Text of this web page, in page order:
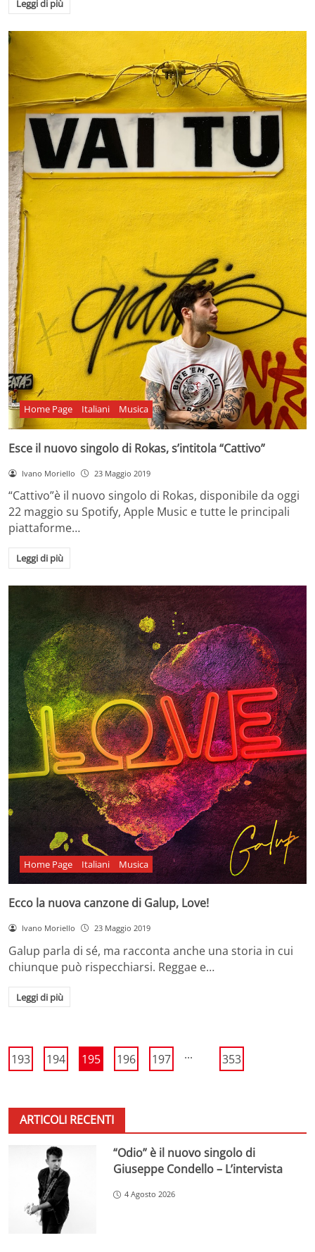
Leggi di più
Home Page Italiani Musica
Esce il nuovo singolo di Rokas, s’intitola “Cattivo”
Ivano Moriello 23 Maggio 2019
“Cattivo”è il nuovo singolo di Rokas, disponibile da oggi
22 maggio su Spotify, Apple Music e tutte le principali
piattaforme…
Leggi di più
Home Page Italiani Musica
Ecco la nuova canzone di Galup, Love!
Ivano Moriello 23 Maggio 2019
Galup parla di sé, ma racconta anche una storia in cui
chiunque può rispecchiarsi. Reggae e…
Leggi di più
193 194 195 196 197 ... 353
ARTICOLI RECENTI
“Odio” è il nuovo singolo di
Giuseppe Condello – L’intervista
4 Agosto 2026